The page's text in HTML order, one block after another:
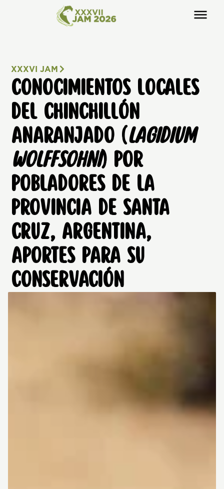
XXXVI JAM
CONOCIMIENTOS LOCALES
DEL CHINCHILLÓN
ANARANJADO (LAGIDIUM
WOLFFSOHNI) POR
POBLADORES DE LA
PROVINCIA DE SANTA
CRUZ, ARGENTINA,
APORTES PARA SU
CONSERVACIÓN